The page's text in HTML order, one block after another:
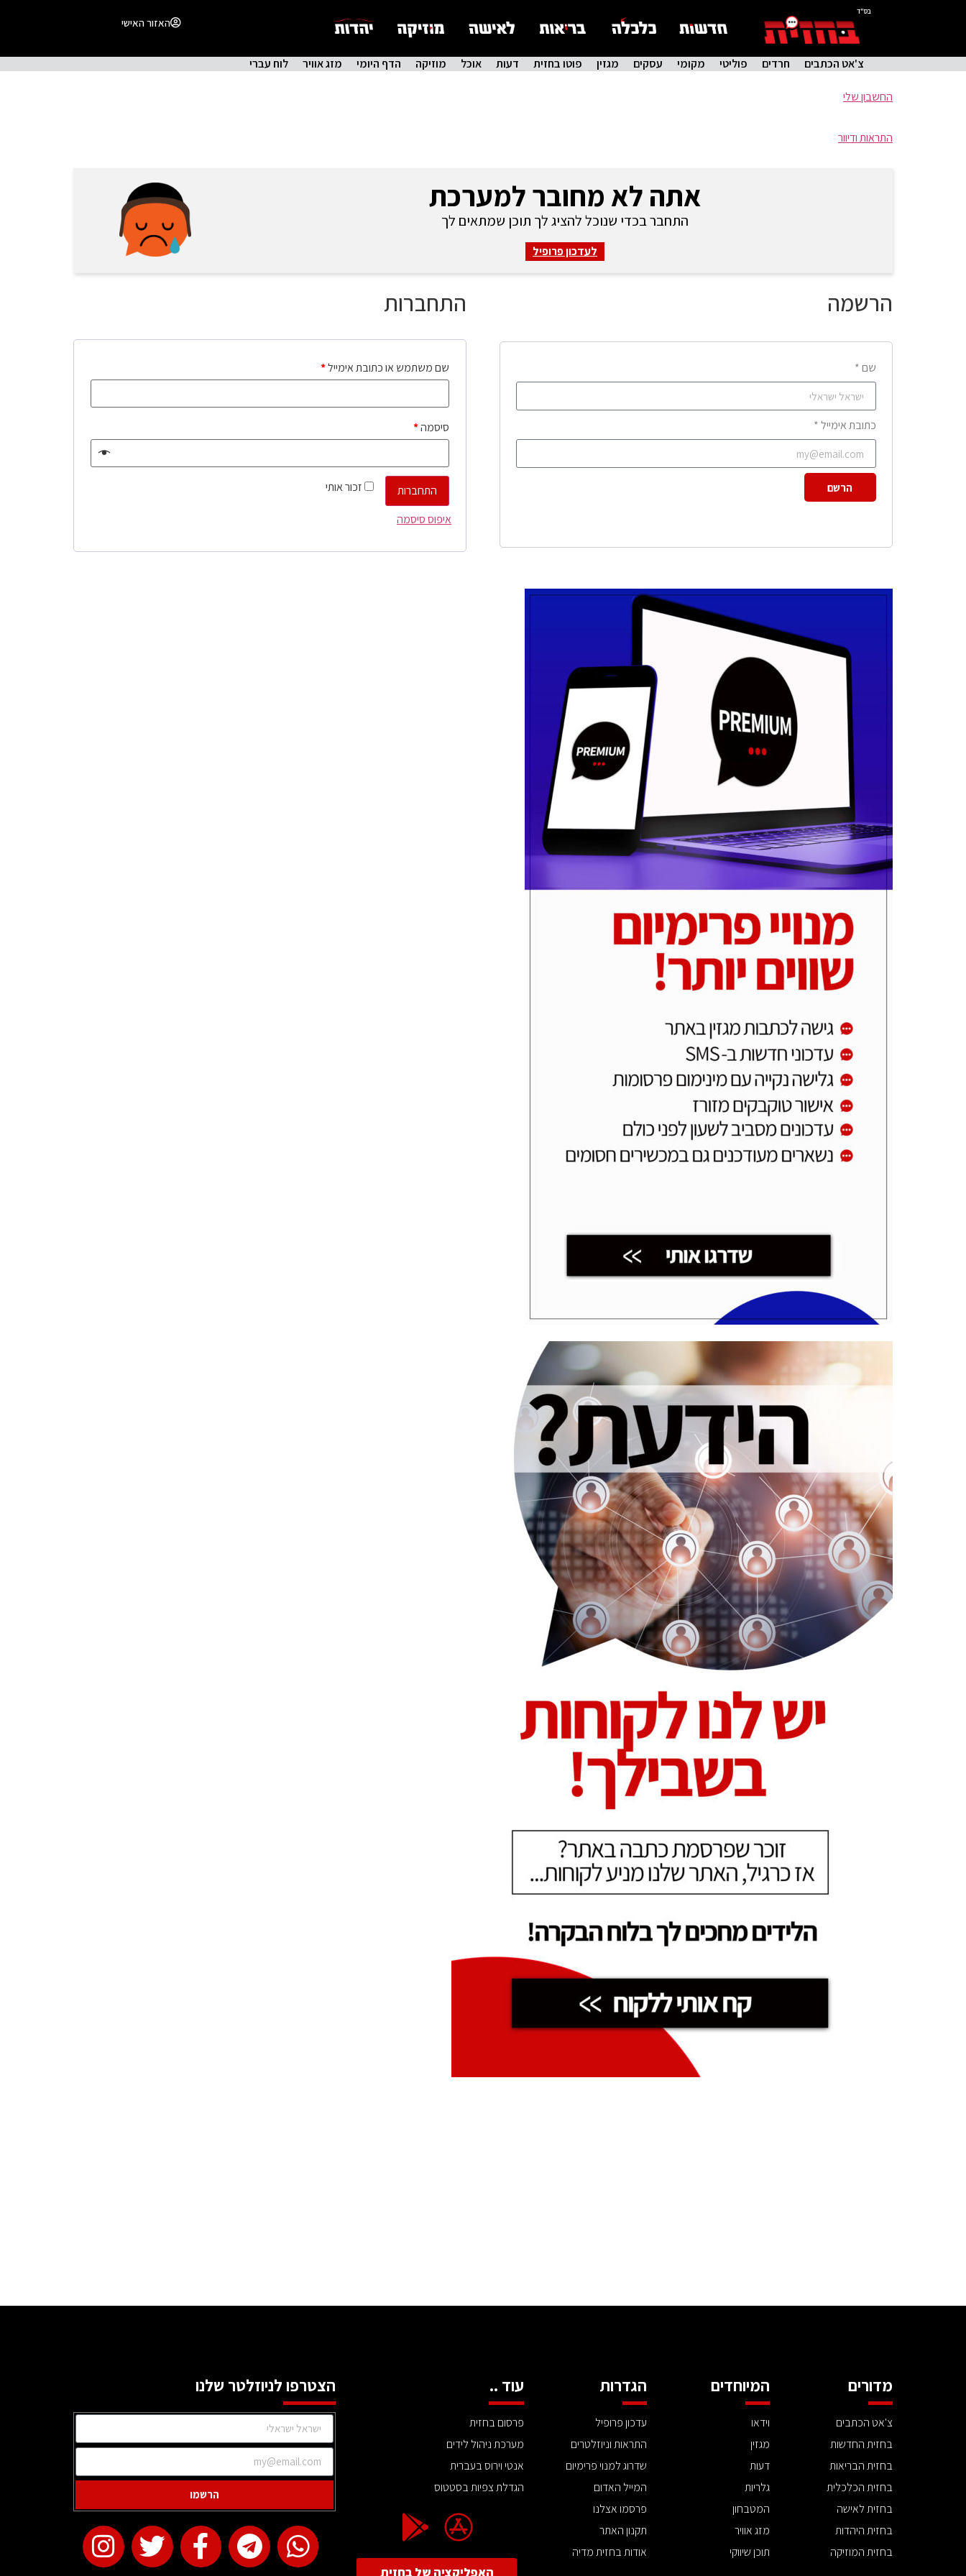
בס"ד
האזור האישי
צ'אט הכתבים חרדים פוליטי מקומי עסקים מגזין פוטו בחזית דעות אוכל מוזיקה הדף היומי מזג אוויר לוח עברי
החשבון שלי
התראות ודיוור
אתה לא מחובר למערכת
התחבר בכדי שנוכל להציג לך תוכן שמתאים לך
לעדכון פרופיל
התחברות
שם משתמש או כתובת אימייל*
סיסמה*
זכור אותי
התחברות
איפוס סיסמה
הרשמה
שם *
כתובת אימייל *
הרשם
מדורים
צ'אט הכתבים
בחזית החדשות
בחזית הבריאות
בחזית הכלכלית
בחזית לאישה
בחזית היהדות
בחזית המוזיקה
המיוחדים
וידאו
מגזין
דעות
גלריות
המטבחון
מזג אוויר
תוכן שיווקי
הגדרות
עדכון פרופיל
התראות וניוזלטרים
שדרוג למנוי פרימיום
המייל האדום
פרסמו אצלנו
תקנון האתר
אודות בחזית מדיה
עוד ..
פרסום בחזית
מערכת ניהול לידים
אנטי וירוס בעברית
הגדלת צפיות בסטטוס
האפליקציה של בחזית
הצטרפו לניוזלטר שלנו
הרשמו